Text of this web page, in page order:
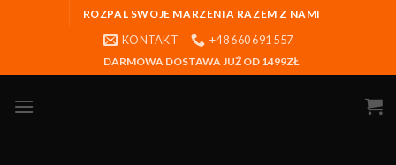
ROZPAL SWOJE MARZENIA RAZEM Z NAMI
KONTAKT +48 660 691 557
DARMOWA DOSTAWA JUŻ OD 1499ZŁ